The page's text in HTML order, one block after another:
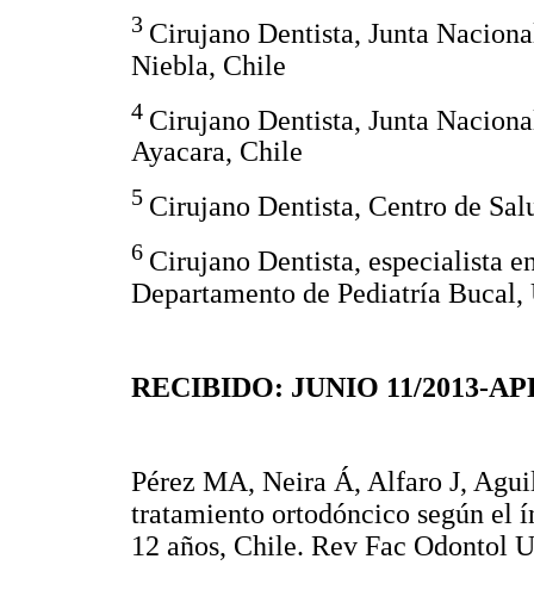
3 Cirujano Dentista, Junta
Niebla, Chile
4 Cirujano Dentista, Junta
Ayacara, Chile
5 Cirujano Dentista, Centro de
6 Cirujano Dentista, especialista
Departamento de Pediatría
RECIBIDO: JUNIO 11/2013-
Pérez MA, Neira Á, Alfaro J,
tratamiento ortodóncico según el
12 años, Chile. Rev Fac Odontol